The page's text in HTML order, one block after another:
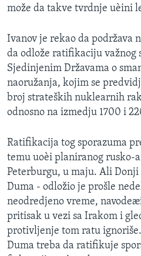
može da takve tvrdnje uèini
Ivanov je rekao da podržava
da odlože ratifikaciju važnog
Sjedinjenim Državama o
naoružanja, kojim se
broj strateških nuklearnih
odnosno na izmedju 1700 i
Ratifikacija tog sporazuma
temu uoèi planiranog rusko-
Peterburgu, u maju. Ali
Duma - odložio je prošle
neodredjeno vreme,
pritisak u vezi sa Irakom i
protivljenje tom ratu
Duma treba da ratifikuje